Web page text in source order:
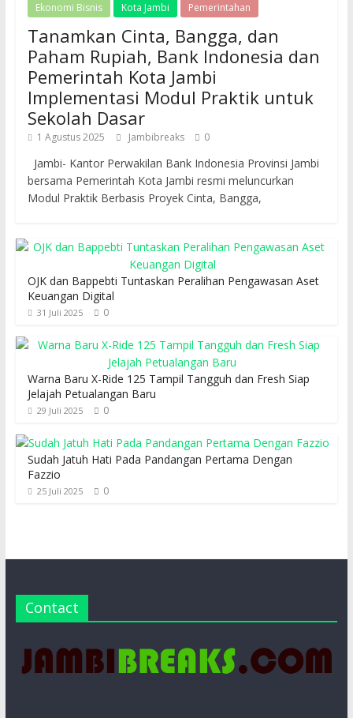
Ekonomi Bisnis Kota Jambi Pemerintahan
Tanamkan Cinta, Bangga, dan
Paham Rupiah, Bank Indonesia dan
Pemerintah Kota Jambi
Implementasi Modul Praktik untuk
Sekolah Dasar
1 Agustus 2025 Jambibreaks 0
Jambi- Kantor Perwakilan Bank Indonesia Provinsi Jambi
bersama Pemerintah Kota Jambi resmi meluncurkan
Modul Praktik Berbasis Proyek Cinta, Bangga,
OJK dan Bappebti Tuntaskan Peralihan Pengawasan Aset
Keuangan Digital
31 Juli 2025 0
Warna Baru X-Ride 125 Tampil Tangguh dan Fresh Siap
Jelajah Petualangan Baru
29 Juli 2025 0
Sudah Jatuh Hati Pada Pandangan Pertama Dengan
Fazzio
25 Juli 2025 0
Contact